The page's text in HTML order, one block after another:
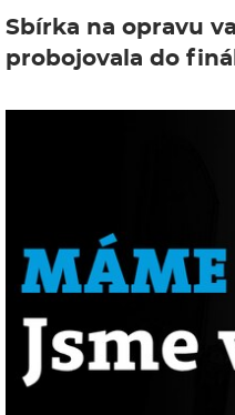
Sbírka na opravu
probojovala do